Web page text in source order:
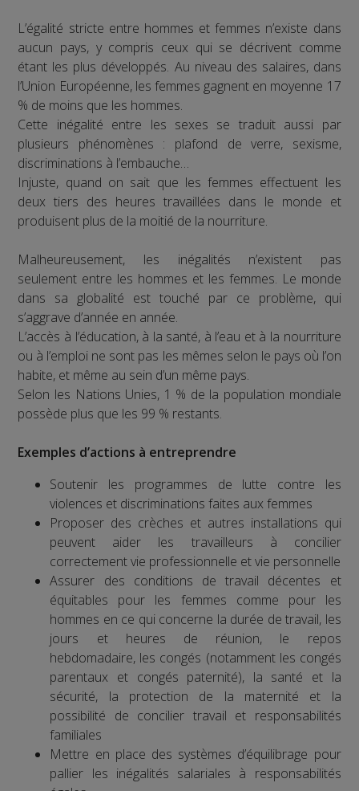
L’égalité stricte entre hommes et femmes n’existe dans
aucun pays, y compris ceux qui se décrivent comme
étant les plus développés. Au niveau des salaires, dans
l’Union Européenne, les femmes gagnent en moyenne 17
% de moins que les hommes.
Cette inégalité entre les sexes se traduit aussi par
plusieurs phénomènes : plafond de verre, sexisme,
discriminations à l’embauche…
Injuste, quand on sait que les femmes effectuent les
deux tiers des heures travaillées dans le monde et
produisent plus de la moitié de la nourriture.
Malheureusement, les inégalités n’existent pas
seulement entre les hommes et les femmes. Le monde
dans sa globalité est touché par ce problème, qui
s’aggrave d’année en année.
L’accès à l’éducation, à la santé, à l’eau et à la nourriture
ou à l’emploi ne sont pas les mêmes selon le pays où l’on
habite, et même au sein d’un même pays.
Selon les Nations Unies, 1 % de la population mondiale
possède plus que les 99 % restants.
Exemples d’actions à entreprendre
Soutenir les programmes de lutte contre les
violences et discriminations faites aux femmes
Proposer des crèches et autres installations qui
peuvent aider les travailleurs à concilier
correctement vie professionnelle et vie personnelle
Assurer des conditions de travail décentes et
équitables pour les femmes comme pour les
hommes en ce qui concerne la durée de travail, les
jours et heures de réunion, le repos
hebdomadaire, les congés (notamment les congés
parentaux et congés paternité), la santé et la
sécurité, la protection de la maternité et la
possibilité de concilier travail et responsabilités
familiales
Mettre en place des systèmes d’équilibrage pour
pallier les inégalités salariales à responsabilités